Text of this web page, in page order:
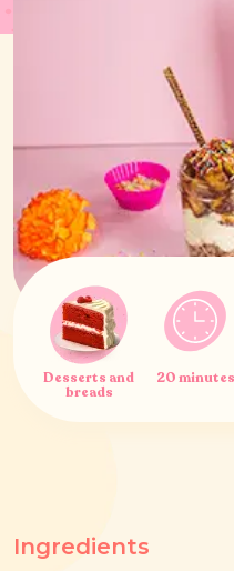
Desserts and
breads
20 minutes
Ingredients